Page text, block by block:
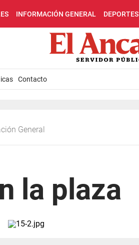
INFORMACIÓN GENERAL DEPORTES
Contacto
General
la plaza